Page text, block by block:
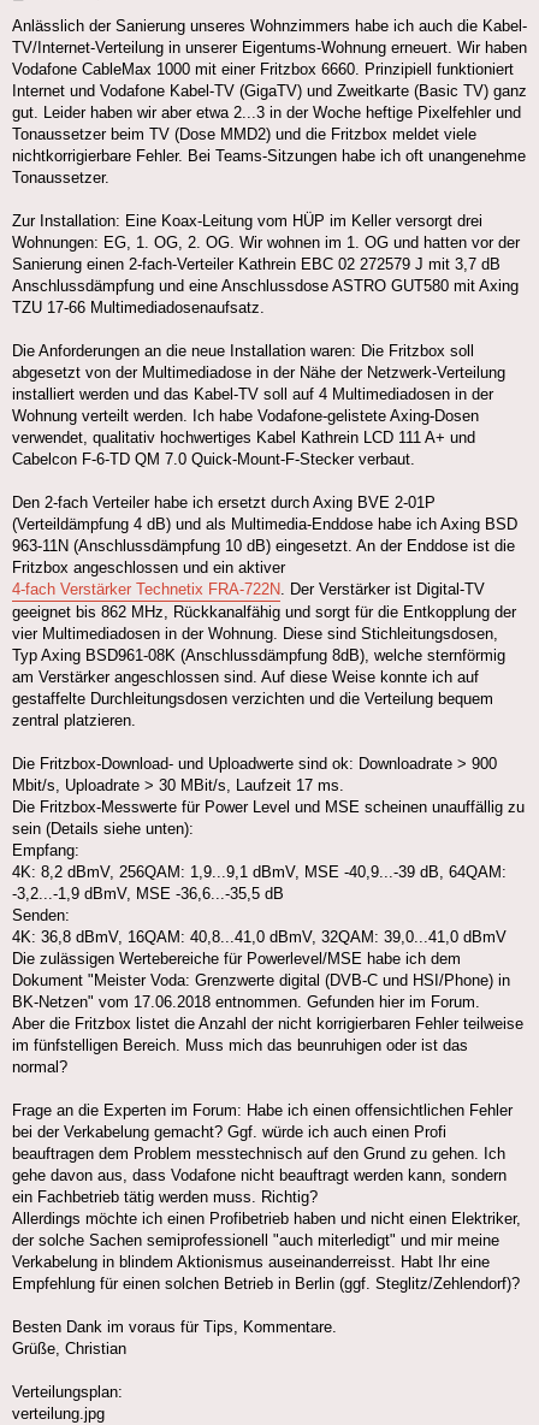
Anlässlich der Sanierung unseres Wohnzimmers habe ich auch die Kabel-
TV/Internet-Verteilung in unserer Eigentums-Wohnung erneuert. Wir haben
Vodafone CableMax 1000 mit einer Fritzbox 6660. Prinzipiell funktioniert
Internet und Vodafone Kabel-TV (GigaTV) und Zweitkarte (Basic TV) ganz
gut. Leider haben wir aber etwa 2...3 in der Woche heftige Pixelfehler und
Tonaussetzer beim TV (Dose MMD2) und die Fritzbox meldet viele
nichtkorrigierbare Fehler. Bei Teams-Sitzungen habe ich oft unangenehme
Tonaussetzer.
Zur Installation: Eine Koax-Leitung vom HÜP im Keller versorgt drei
Wohnungen: EG, 1. OG, 2. OG. Wir wohnen im 1. OG und hatten vor der
Sanierung einen 2-fach-Verteiler Kathrein EBC 02 272579 J mit 3,7 dB
Anschlussdämpfung und eine Anschlussdose ASTRO GUT580 mit Axing
TZU 17-66 Multimediadosenaufsatz.
Die Anforderungen an die neue Installation waren: Die Fritzbox soll
abgesetzt von der Multimediadose in der Nähe der Netzwerk-Verteilung
installiert werden und das Kabel-TV soll auf 4 Multimediadosen in der
Wohnung verteilt werden. Ich habe Vodafone-gelistete Axing-Dosen
verwendet, qualitativ hochwertiges Kabel Kathrein LCD 111 A+ und
Cabelcon F-6-TD QM 7.0 Quick-Mount-F-Stecker verbaut.
Den 2-fach Verteiler habe ich ersetzt durch Axing BVE 2-01P
(Verteildämpfung 4 dB) und als Multimedia-Enddose habe ich Axing BSD
963-11N (Anschlussdämpfung 10 dB) eingesetzt. An der Enddose ist die
Fritzbox angeschlossen und ein aktiver
4-fach Verstärker Technetix FRA-722N. Der Verstärker ist Digital-TV
geeignet bis 862 MHz, Rückkanalfähig und sorgt für die Entkopplung der
vier Multimediadosen in der Wohnung. Diese sind Stichleitungsdosen,
Typ Axing BSD961-08K (Anschlussdämpfung 8dB), welche sternförmig
am Verstärker angeschlossen sind. Auf diese Weise konnte ich auf
gestaffelte Durchleitungsdosen verzichten und die Verteilung bequem
zentral platzieren.
Die Fritzbox-Download- und Uploadwerte sind ok: Downloadrate > 900
Mbit/s, Uploadrate > 30 MBit/s, Laufzeit 17 ms.
Die Fritzbox-Messwerte für Power Level und MSE scheinen unauffällig zu
sein (Details siehe unten):
Empfang:
4K: 8,2 dBmV, 256QAM: 1,9...9,1 dBmV, MSE -40,9...-39 dB, 64QAM:
-3,2...-1,9 dBmV, MSE -36,6...-35,5 dB
Senden:
4K: 36,8 dBmV, 16QAM: 40,8...41,0 dBmV, 32QAM: 39,0...41,0 dBmV
Die zulässigen Wertebereiche für Powerlevel/MSE habe ich dem
Dokument "Meister Voda: Grenzwerte digital (DVB-C und HSI/Phone) in
BK-Netzen" vom 17.06.2018 entnommen. Gefunden hier im Forum.
Aber die Fritzbox listet die Anzahl der nicht korrigierbaren Fehler teilweise
im fünfstelligen Bereich. Muss mich das beunruhigen oder ist das
normal?
Frage an die Experten im Forum: Habe ich einen offensichtlichen Fehler
bei der Verkabelung gemacht? Ggf. würde ich auch einen Profi
beauftragen dem Problem messtechnisch auf den Grund zu gehen. Ich
gehe davon aus, dass Vodafone nicht beauftragt werden kann, sondern
ein Fachbetrieb tätig werden muss. Richtig?
Allerdings möchte ich einen Profibetrieb haben und nicht einen Elektriker,
der solche Sachen semiprofessionell "auch miterledigt" und mir meine
Verkabelung in blindem Aktionismus auseinanderreisst. Habt Ihr eine
Empfehlung für einen solchen Betrieb in Berlin (ggf. Steglitz/Zehlendorf)?
Besten Dank im voraus für Tips, Kommentare.
Grüße, Christian
Verteilungsplan:
verteilung.jpg